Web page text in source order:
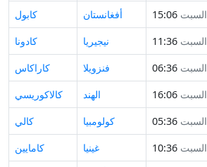
كابول
أفغانستان السبت 15:06
كادونا
نيجيريا السبت 11:36
كاراكاس
فنزويلا السبت 06:36
كالاكوريسي
الهند السبت 16:06
كالي
كولومبيا السبت 05:36
كامايين
غينيا السبت 10:36